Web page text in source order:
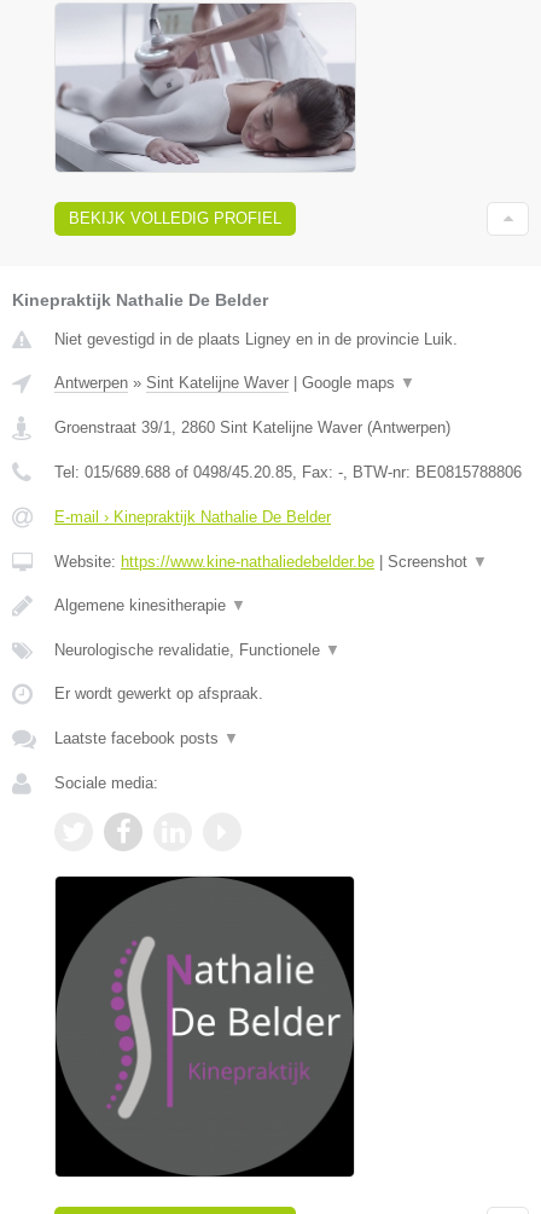
BEKIJK VOLLEDIG PROFIEL
Kinepraktijk Nathalie De Belder
Niet gevestigd in de plaats Ligney en in de provincie Luik.
Antwerpen » Sint Katelijne Waver Google maps ▼
Groenstraat 39/1, 2860 Sint Katelijne Waver (Antwerpen)
Tel: 015/689.688 of 0498/45.20.85, Fax: -, BTW-nr: BE0815788806
E-mail › Kinepraktijk Nathalie De Belder
Website: https://www.kine-nathaliedebelder.be Screenshot ▼
Algemene kinesitherapie ▼
Neurologische revalidatie, Functionele ▼
Er wordt gewerkt op afspraak.
Laatste facebook posts ▼
Sociale media: